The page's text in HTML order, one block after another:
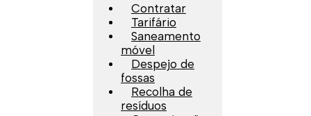
Contratar
Tarifário
Saneamento
móvel
Despejo de
fossas
Recolha de
resíduos